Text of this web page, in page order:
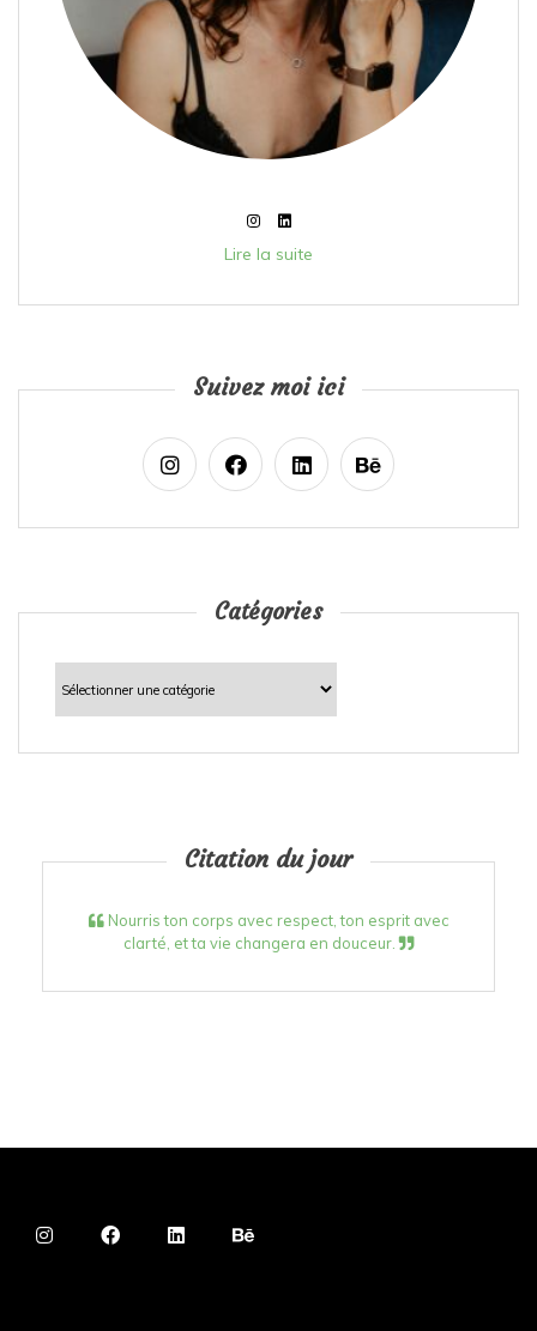
Lire la suite
Suivez moi ici
Catégories
Catégories
Citation du jour
Nourris ton corps avec respect, ton esprit avec
clarté, et ta vie changera en douceur.